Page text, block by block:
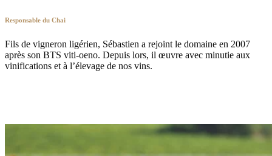
Responsable du Chai
Fils de vigneron ligérien, Sébastien a rejoint le domaine en 2007
après son BTS viti-oeno. Depuis lors, il œuvre avec minutie aux
vinifications et à l’élevage de nos vins.